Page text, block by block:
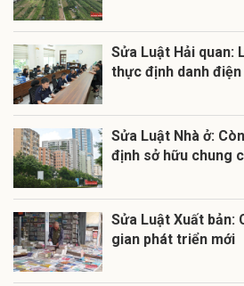
Sửa Luật Hải quan:
thực định danh
Sửa Luật Nhà ở:
định sở hữu chung
Sửa Luật Xuất bản:
gian phát triển mới